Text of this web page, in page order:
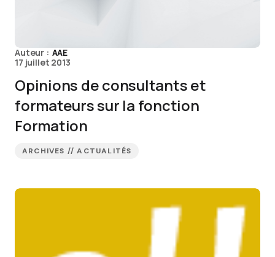
Auteur : AAE
17 juillet 2013
Opinions de consultants et
formateurs sur la fonction
Formation
ARCHIVES // ACTUALITÉS